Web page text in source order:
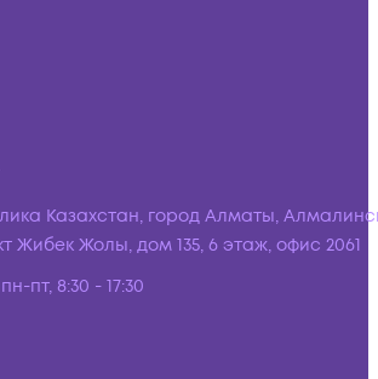
Казахстан, город Алматы,
Жибек Жолы, дом 135, 6 этаж, офис 2061
пн-пт, 8:30 - 17:30